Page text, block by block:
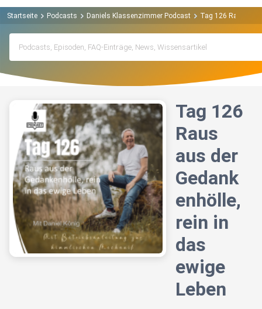
Startseite Podcasts Daniels Klassenzimmer Podcast Tag 126 Raus aus
Tag 126
Raus
aus der
Gedank
enhölle,
rein in
das
ewige
Leben